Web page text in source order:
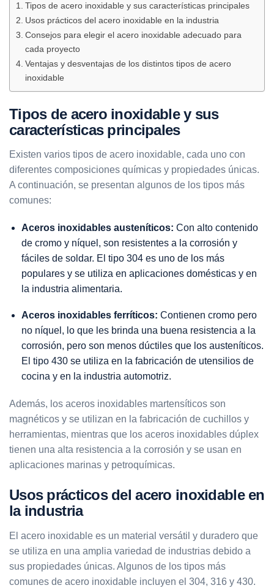
Tipos de acero inoxidable y sus características principales
Usos prácticos del acero inoxidable en la industria
Consejos para elegir el acero inoxidable adecuado para
cada proyecto
Ventajas y desventajas de los distintos tipos de acero
inoxidable
Tipos de acero inoxidable y sus
características principales
Existen varios tipos de acero inoxidable, cada uno con
diferentes composiciones químicas y propiedades únicas.
A continuación, se presentan algunos de los tipos más
comunes:
Aceros inoxidables austeníticos: Con alto contenido
de cromo y níquel, son resistentes a la corrosión y
fáciles de soldar. El tipo 304 es uno de los más
populares y se utiliza en aplicaciones domésticas y en
la industria alimentaria.
Aceros inoxidables ferríticos: Contienen cromo pero
no níquel, lo que les brinda una buena resistencia a la
corrosión, pero son menos dúctiles que los austeníticos.
El tipo 430 se utiliza en la fabricación de utensilios de
cocina y en la industria automotriz.
Además, los aceros inoxidables martensíticos son
magnéticos y se utilizan en la fabricación de cuchillos y
herramientas, mientras que los aceros inoxidables dúplex
tienen una alta resistencia a la corrosión y se usan en
aplicaciones marinas y petroquímicas.
Usos prácticos del acero inoxidable en
la industria
El acero inoxidable es un material versátil y duradero que
se utiliza en una amplia variedad de industrias debido a
sus propiedades únicas. Algunos de los tipos más
comunes de acero inoxidable incluyen el 304, 316 y 430.